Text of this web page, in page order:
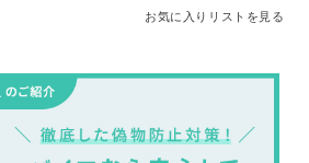
お気に入りリストを見る